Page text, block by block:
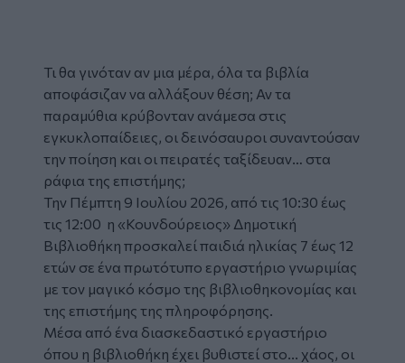
Τι θα γινόταν αν μια μέρα, όλα τα βιβλία
αποφάσιζαν να αλλάξουν θέση; Αν τα
παραμύθια κρύβονταν ανάμεσα στις
εγκυκλοπαίδειες, οι δεινόσαυροι συναντούσαν
την ποίηση και οι πειρατές ταξίδευαν… στα
ράφια της επιστήμης;
Την Πέμπτη 9 Ιουλίου 2026, από τις 10:30 έως
τις 12:00 η «Κουνδούρειος» Δημοτική
Βιβλιοθήκη προσκαλεί παιδιά ηλικίας 7 έως 12
ετών σε ένα πρωτότυπο εργαστήριο γνωριμίας
με τον μαγικό κόσμο της βιβλιοθηκονομίας και
της επιστήμης της πληροφόρησης.
Μέσα από ένα διασκεδαστικό εργαστήριο
όπου η βιβλιοθήκη έχει βυθιστεί στο... χάος, οι